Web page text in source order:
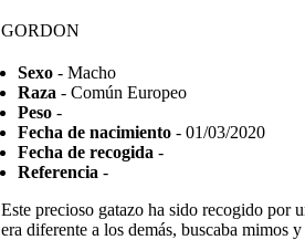
GORDON
Sexo- Macho
Raza - Común Europeo
Peso-
Fecha de nacimiento- 01/03/2020
Fecha de recogida -
Referencia -
Este precioso gatazo ha sido recogido por
era diferente a los demás, buscaba mimos